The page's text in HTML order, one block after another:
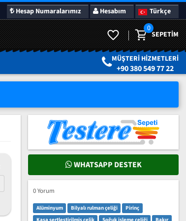
Hesap Numaralarımız Hesabım Türkçe
0
SEPETIM
MÜŞTERI HIZMETLERI
+90 380 549 77 22
WHATSAPP DESTEK
0 Yorum
Alüminyum Bilyalı rulman çeliği
Pirinç
SÜRPRIZ KAMPANYALAR